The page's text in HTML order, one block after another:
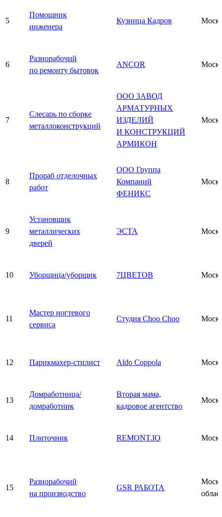
5
Помощник
инженера
Кузница Кадров
6
Разнорабочий
по ремонту бытовок
ANCOR
7
Слесарь по сборке
металлоконструкций
ООО ЗАВОД
АРМАТУРНЫХ
ИЗДЕЛИЙ
И КОНСТРУКЦИЙ
АРМИКОН
8
Прораб отделочных
работ
ООО Группа
Компаний
ФЕНИКС
9
Установщик
металлических
дверей
ЭСТА
10 Уборщица/уборщик 7ЦВЕТОВ
11
Мастер ногтевого
сервиса
Студия Choo Choo
12 Парикмахер-стилист Aldo Coppola
13
Домработница/
домработник
Вторая мама,
кадровое агентство
14 Плиточник REMONT.IO
15
Разнорабочий
на производство
GSR РАБОТА